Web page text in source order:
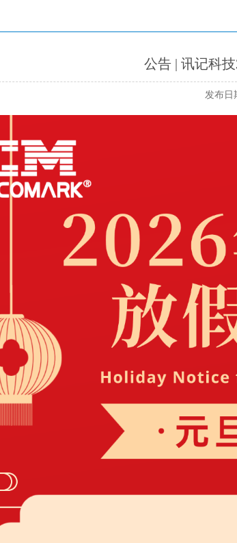
公告 | 讯记科
发布日